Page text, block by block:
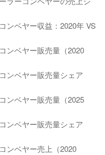
ンベヤー収益：2020年 VS
ンベヤー販売量（2020
ンベヤー販売量シェア
ンベヤー販売量（2025
ンベヤー販売量シェア
ンベヤー売上（2020